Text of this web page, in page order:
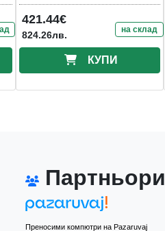
P2726DEB
421.44€
824.26лв. на склад
КУПИ
Партньори
Преносими компютри на Pazaruvaj